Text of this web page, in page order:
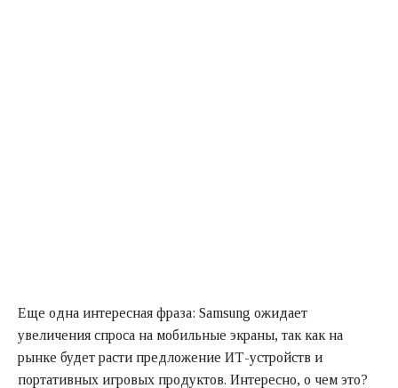
Еще одна интересная фраза: Samsung ожидает
увеличения спроса на мобильные экраны, так как на
рынке будет расти предложение ИТ-устройств и
портативных игровых продуктов. Интересно, о чем это?